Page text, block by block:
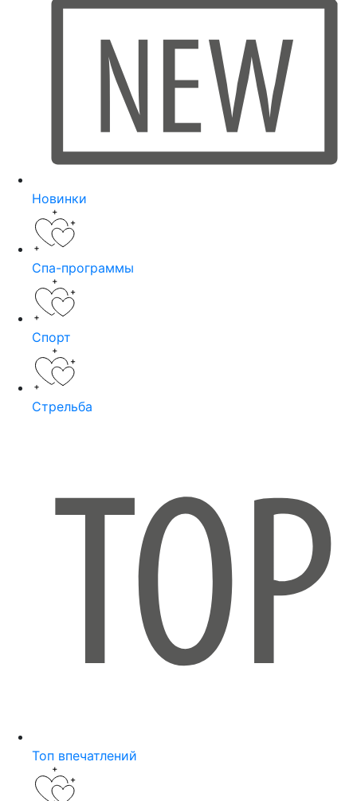
Новинки
Спа-программы
Спорт
Стрельба
Топ впечатлений